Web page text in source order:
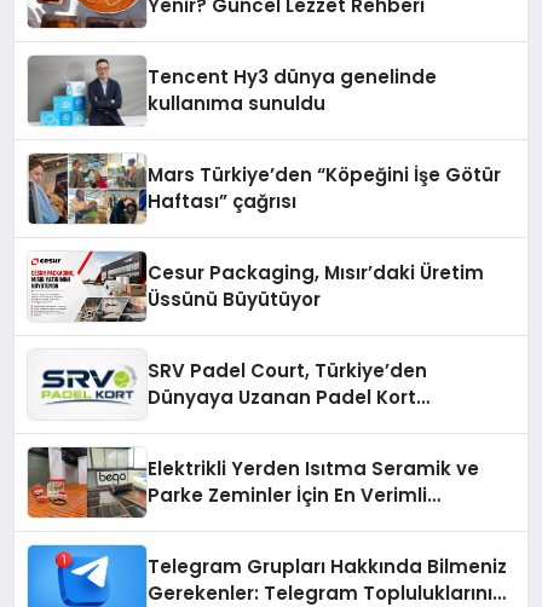
Yenir? Güncel Lezzet Rehberi
Tencent Hy3 dünya genelinde
kullanıma sunuldu
Mars Türkiye’den “Köpeğini İşe Götür
Haftası” çağrısı
Cesur Packaging, Mısır’daki Üretim
Üssünü Büyütüyor
SRV Padel Court, Türkiye’den
Dünyaya Uzanan Padel Kort
Elektrikli Yerden Isıtma Seramik ve
Parke Zeminler İçin En Verimli
Telegram Grupları Hakkında Bilmeniz
Gerekenler: Telegram Topluluklarını